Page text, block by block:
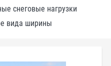
снеговые нагрузки
вида ширины